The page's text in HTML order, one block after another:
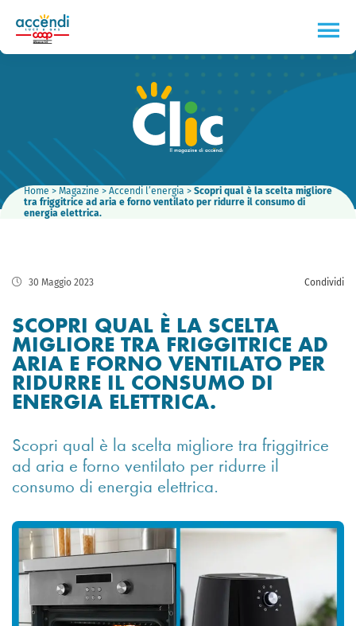
Home > Magazine > Accendi l’energia > Scopri qual è la scelta migliore
tra friggitrice ad aria e forno ventilato per ridurre il consumo di
energia elettrica.
30 Maggio 2023 Condividi
SCOPRI QUAL È LA SCELTA
MIGLIORE TRA FRIGGITRICE AD
ARIA E FORNO VENTILATO PER
RIDURRE IL CONSUMO DI
ENERGIA ELETTRICA.
Scopri qual è la scelta migliore tra friggitrice
ad aria e forno ventilato per ridurre il
consumo di energia elettrica.